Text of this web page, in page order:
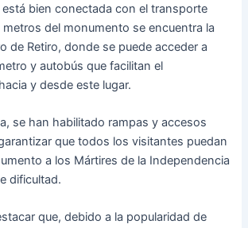
bien conectada con el transporte
del monumento se encuentra la
de Retiro, donde se puede acceder a
y autobús que facilitan el
y desde este lugar.
se han habilitado rampas y accesos
que todos los visitantes puedan
a los Mártires de la Independencia
dificultad.
que, debido a la popularidad de